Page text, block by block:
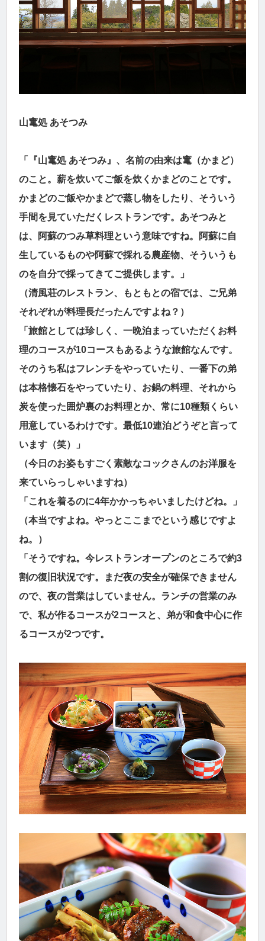
山竃処 あそつみ
「『山竃処 あそつみ』、名前の由来は竃（かまど）
のこと。薪を炊いてご飯を炊くかまどのことです。
かまどのご飯やかまどで蒸し物をしたり、そういう
手間を見ていただくレストランです。あそつみと
は、阿蘇のつみ草料理という意味ですね。阿蘇に自
生しているものや阿蘇で採れる農産物、そういうも
のを自分で採ってきてご提供します。」
（清風荘のレストラン、もともとの宿では、ご兄弟
それぞれが料理長だったんですよね？）
「旅館としては珍しく、一晩泊まっていただくお料
理のコースが10コースもあるような旅館なんです。
そのうち私はフレンチをやっていたり、一番下の弟
は本格懐石をやっていたり、お鍋の料理、それから
炭を使った囲炉裏のお料理とか、常に10種類くらい
用意しているわけです。最低10連泊どうぞと言って
います（笑）」
（今日のお姿もすごく素敵なコックさんのお洋服を
来ていらっしゃいますね）
「これを着るのに4年かかっちゃいましたけどね。」
（本当ですよね。やっとここまでという感じですよ
ね。）
「そうですね。今レストランオープンのところで約3
割の復旧状況です。まだ夜の安全が確保できません
ので、夜の営業はしていません。ランチの営業のみ
で、私が作るコースが2コースと、弟が和食中心に作
るコースが2つです。